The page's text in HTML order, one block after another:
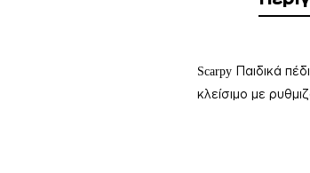
Scarpy Παιδικά
κλείσιμο με